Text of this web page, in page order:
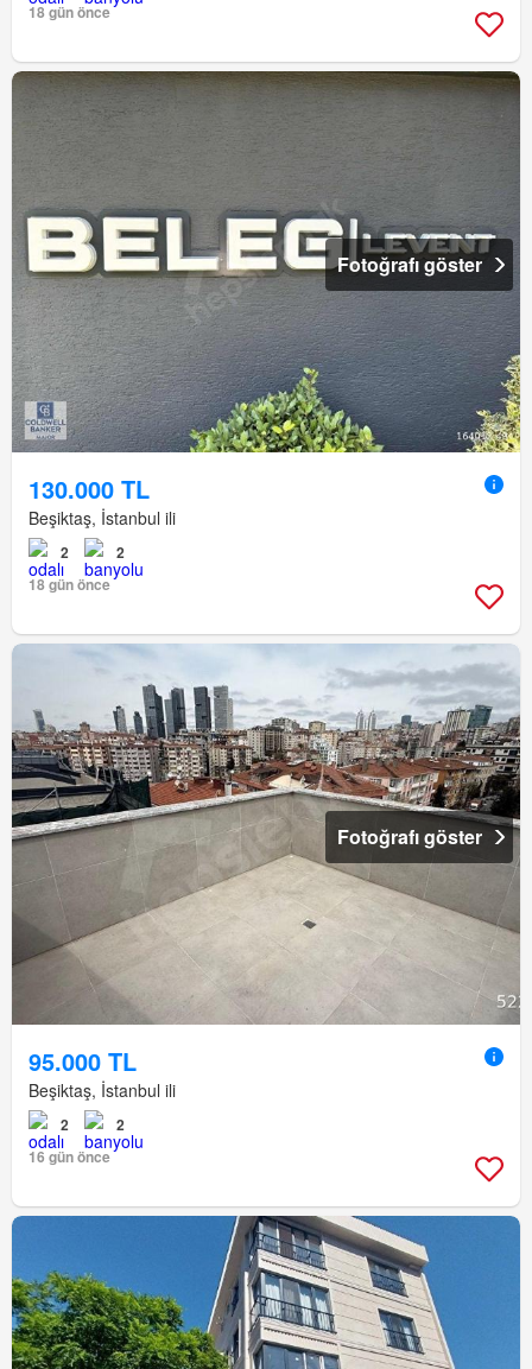
18 gün önce
Fotoğrafı göster
130.000 TL
Beşiktaş, İstanbul ili
2
2
18 gün önce
Fotoğrafı göster
95.000 TL
Beşiktaş, İstanbul ili
2
2
16 gün önce